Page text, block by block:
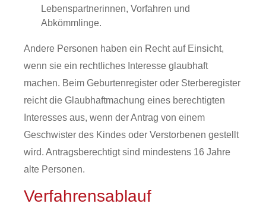
Lebenspartnerinnen, Vorfahren und
Abkömmlinge.
Andere Personen haben ein Recht auf Einsicht,
wenn sie ein rechtliches Interesse glaubhaft
machen. Beim Geburtenregister oder Sterberegister
reicht die Glaubhaftmachung eines berechtigten
Interesses aus, wenn der Antrag von einem
Geschwister des Kindes oder Verstorbenen gestellt
wird. Antragsberechtigt sind mindestens 16 Jahre
alte Personen.
Verfahrensablauf